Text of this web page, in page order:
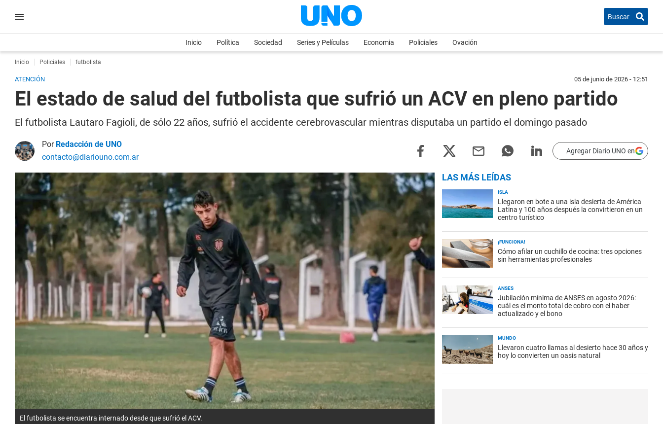
Buscar
Inicio Política Sociedad Series y Películas Economia Policiales Ovación
Inicio Policiales futbolista
ATENCIÓN 05 de junio de 2026 - 12:51
El estado de salud del futbolista que sufrió un ACV en pleno partido
El futbolista Lautaro Fagioli, de sólo 22 años, sufrió el accidente cerebrovascular mientras disputaba un partido el domingo pasado
Por Redacción de UNO
contacto@diariouno.com.ar
Agregar Diario UNO en
El futbolista se encuentra internado desde que sufrió el ACV.
LAS MÁS LEÍDAS
ISLA
Llegaron en bote a una isla desierta de América
Latina y 100 años después la convirtieron en un
centro turístico
¡FUNCIONA!
Cómo afilar un cuchillo de cocina: tres opciones
sin herramientas profesionales
ANSES
Jubilación mínima de ANSES en agosto 2026:
cuál es el monto total de cobro con el haber
actualizado y el bono
MUNDO
Llevaron cuatro llamas al desierto hace 30 años y
hoy lo convierten un oasis natural